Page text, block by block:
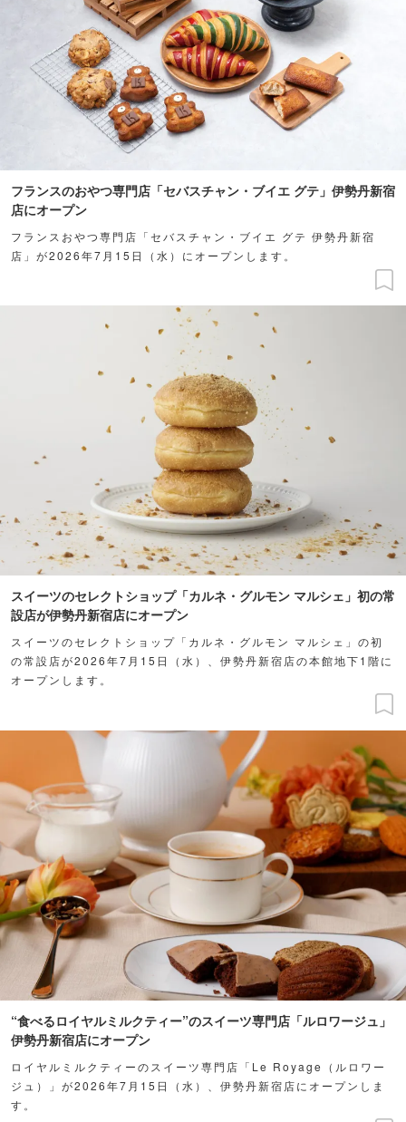
フランスのおやつ専門店「セバスチャン・ブイエ グテ」伊勢丹新宿
店にオープン
フランスおやつ専門店「セバスチャン・ブイエ グテ 伊勢丹新宿
店」が2026年7月15日（水）にオープンします。
スイーツのセレクトショップ「カルネ・グルモン マルシェ」初の常
設店が伊勢丹新宿店にオープン
スイーツのセレクトショップ「カルネ・グルモン マルシェ」の初
の常設店が2026年7月15日（水）、伊勢丹新宿店の本館地下1階に
オープンします。
“食べるロイヤルミルクティー”のスイーツ専門店「ルロワージュ」
伊勢丹新宿店にオープン
ロイヤルミルクティーのスイーツ専門店「Le Royage（ルロワー
ジュ）」が2026年7月15日（水）、伊勢丹新宿店にオープンしま
す。